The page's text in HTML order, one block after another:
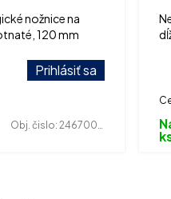
nožnice na
120 mm
Prihlásiť sa
Obj. čislo:246700192